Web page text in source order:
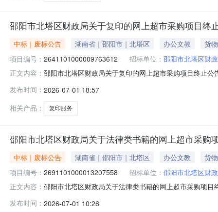
邵阳市北塔区财政局关于复印的网上超市采购项目终
中标｜废标公告 湖南省｜邵阳市｜北塔区 办公文教
货物
项目编号： 2641101000009763612 招标单位： 邵阳市北塔区财
正文内容： 邵阳市北塔区财政局关于复印的网上超市采购项目终止
其他事项：https://hunan.zcygov.cn
发布时间： 2026-07-01 18:57
相关产品：
复印服务
邵阳市北塔区财政局关于法律类书籍的网上超市采购
中标｜废标公告 湖南省｜邵阳市｜北塔区 办公文教
货物
项目编号： 2691101000013207558 招标单位： 邵阳市北塔区财
正文内容： 邵阳市北塔区财政局关于法律类书籍的网上超市采购项
八、其他事项：https://hunan.zcygov.cn
发布时间： 2026-07-01 10:26